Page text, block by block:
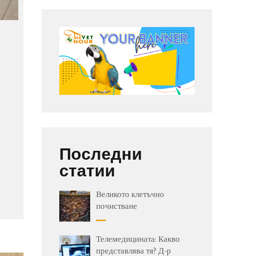
Последни
статии
Великото клетъчно
почистване
Телемедицината: Какво
представлява тя? Д-р